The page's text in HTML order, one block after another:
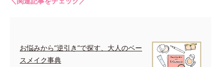
お悩みから”逆引き”で探す、大人のベー
スメイク事典